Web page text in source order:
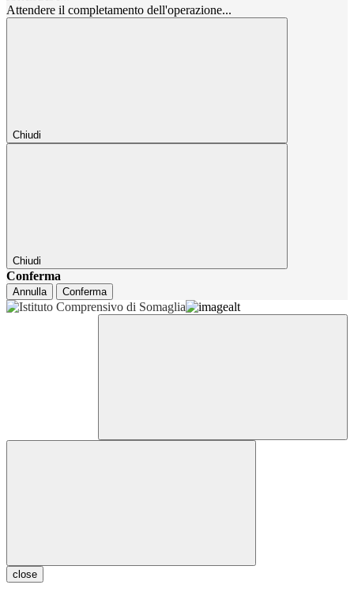
Attendere il completamento dell'operazione...
Chiudi
Chiudi
Conferma
Annulla Conferma
close